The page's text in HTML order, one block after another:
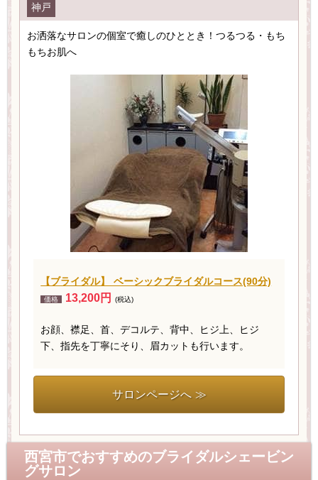
神戸
お洒落なサロンの個室で癒しのひととき！つるつる・もち
もちお肌へ
【ブライダル】 ベーシックブライダルコース(90分)
価格 13,200円 (税込)
お顔、襟足、首、デコルテ、背中、ヒジ上、ヒジ
下、指先を丁寧にそり、眉カットも行います。
サロンページへ ≫
西宮市でおすすめのブライダルシェービン
グサロン